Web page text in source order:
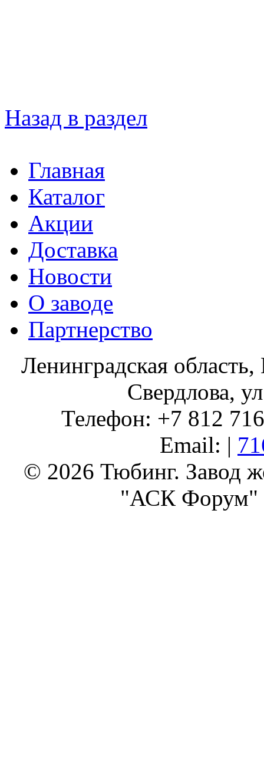
Назад в раздел
Главная
Каталог
Акции
Доставка
Новости
О заводе
Партнерство
Ленинградская
Свердлова,
Телефон: +7 812
Email: |
© 2026 Тюбинг. Завод
"АСК Форум"